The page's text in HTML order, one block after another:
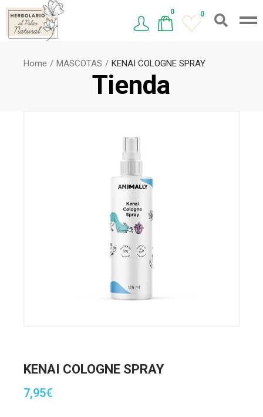
0 0
Tienda
Home MASCOTAS KENAI COLOGNE SPRAY
KENAI COLOGNE SPRAY
7,95€